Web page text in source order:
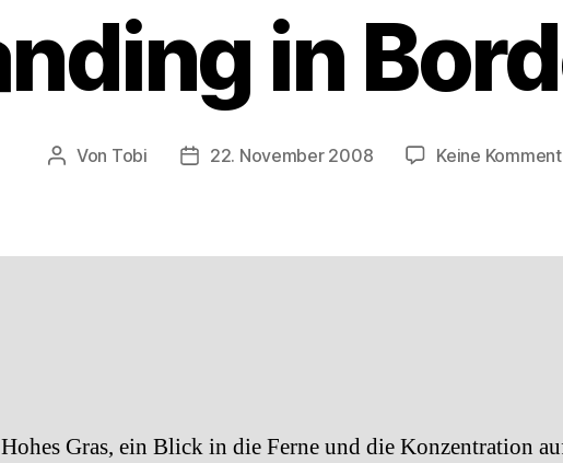
in
Beitragsautor
Von Tobi Beitragsdatum
22. November 2008 Keine
Hohes Gras, ein Blick in die Ferne und die Konzentration